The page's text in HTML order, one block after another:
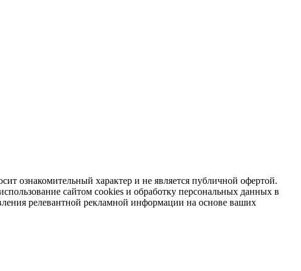
ознакомительный характер и не является публичной офертой.
сайтом cookies и обработку персональных данных в
релевантной рекламной информации на основе ваших